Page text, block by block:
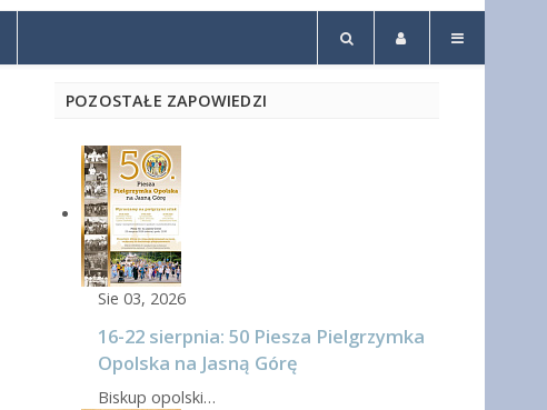
POZOSTAŁE ZAPOWIEDZI
Sie 03, 2026
16-22 sierpnia: 50 Piesza Pielgrzymka
Opolska na Jasną Górę
Biskup opolski…